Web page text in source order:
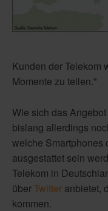
Kunden der Telekom
Momente zu teilen."
Wie sich das
bislang allerdings
welche Smartphones
ausgestattet sein
Telekom in
überTwitter anbietet,
kommen.